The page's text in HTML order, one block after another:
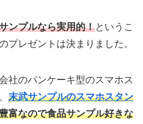
ンプルなら実用的！というこ
プレゼントは決まりました。
社のパンケーキ型のスマホス
末武サンプルのスマホスタン
富なので食品サンプル好きな